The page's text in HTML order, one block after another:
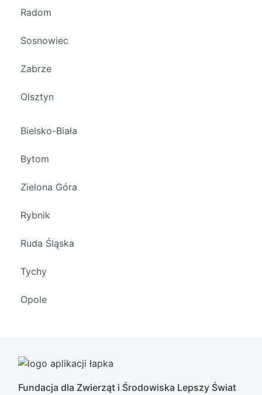
Radom
Sosnowiec
Zabrze
Olsztyn
Bielsko-Biała
Bytom
Zielona Góra
Rybnik
Ruda Śląska
Tychy
Opole
Fundacja dla Zwierząt i Środowiska Lepszy Świat